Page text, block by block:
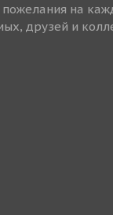
пожелания на
друзей и